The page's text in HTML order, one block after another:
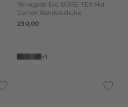
Renegade Evo GORE-TEX Mid
Damen Wanderschuhe
230,00
+1